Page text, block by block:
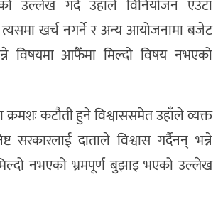
उल्लेख गर्दै उहाँले विनियोजन एउटा
त्यसमा खर्च नगर्ने र अन्य आयोजनामा बजेट
विषयमा आफैँमा मिल्दो विषय नभएको
कटौती हुने विश्वाससमेत उहाँले व्यक्त
सरकारलाई दाताले विश्वास गर्दैनन् भन्ने
नभएको भ्रमपूर्ण बुझाइ भएको उल्लेख